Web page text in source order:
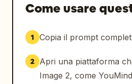
Come usare
1 Copia il prompt
2
Apri una piattaforma
Image 2, come